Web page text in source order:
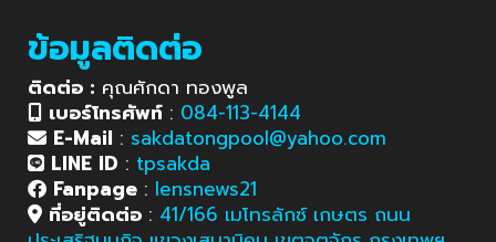
ข้อมูลติดต่อ
ติดต่อ : คุณศักดา ทองพูล
เบอร์โทรศัพท์ : 084-113-4144
E-Mail : sakdatongpool@yahoo.com
LINE ID : tpsakda
Fanpage : lensnews21
ที่อยู่ติดต่อ : 41/166 เมโทรลักซ์ เกษตร ถนน